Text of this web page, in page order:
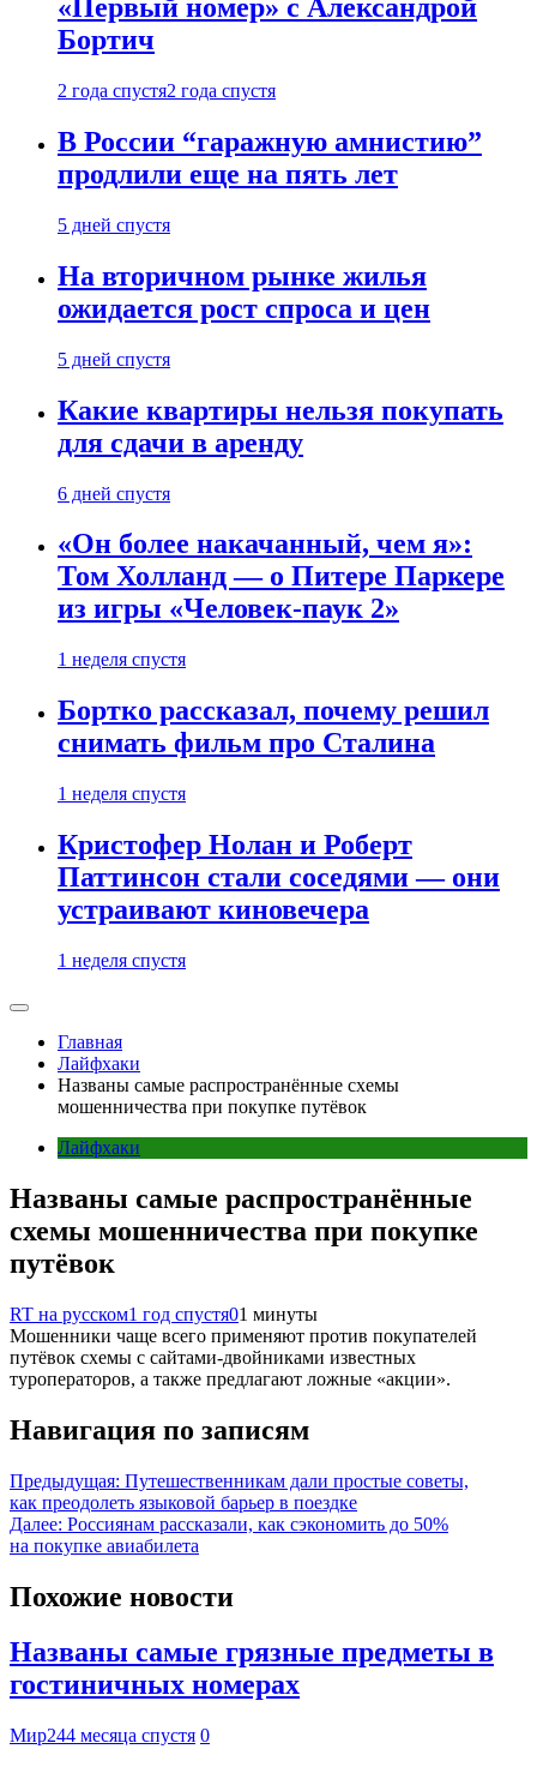
«Первый номер» с Александрой
Бортич
2 года спустя2 года спустя
В России “гаражную амнистию”
продлили еще на пять лет
5 дней спустя
На вторичном рынке жилья
ожидается рост спроса и цен
5 дней спустя
Какие квартиры нельзя покупать
для сдачи в аренду
6 дней спустя
«Он более накачанный, чем я»:
Том Холланд — о Питере Паркере
из игры «Человек-паук 2»
1 неделя спустя
Бортко рассказал, почему решил
снимать фильм про Сталина
1 неделя спустя
Кристофер Нолан и Роберт
Паттинсон стали соседями — они
устраивают киновечера
1 неделя спустя
Главная
Лайфхаки
Названы самые распространённые схемы
мошенничества при покупке путёвок
Лайфхаки
Названы самые распространённые
схемы мошенничества при покупке
путёвок
RT на русском1 год спустя01 минуты
Мошенники чаще всего применяют против покупателей
путёвок схемы с сайтами-двойниками известных
туроператоров, а также предлагают ложные «акции».
Навигация по записям
Предыдущая: Путешественникам дали простые советы,
как преодолеть языковой барьер в поездке
Далее: Россиянам рассказали, как сэкономить до 50%
на покупке авиабилета
Похожие новости
Названы самые грязные предметы в
гостиничных номерах
Мир244 месяца спустя 0